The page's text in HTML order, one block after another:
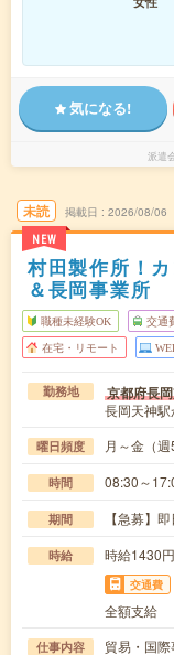
気になる!
派遣
未読
NEW
掲載日 2026/08/06
村田製作所！
＆長岡事業所
職種未経験OK 交通
在宅・リモート
勤務地 京都府長
長岡天神
曜日頻度 月～金（週
時間 08:30～
期間 【急募】
時給 時給1430円
交通費
全額支給
仕事内容
貿易・国際